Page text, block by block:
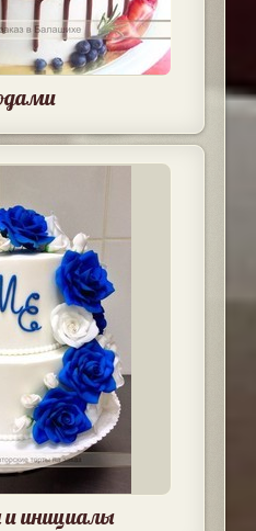
и инициалы